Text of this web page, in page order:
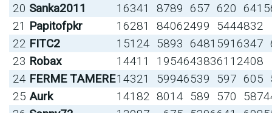
20 Sanka2011 16341 8789 657 620 641
21 Papitofpkr 16281 84062499 5444832
22 FITC2 15124 5893 6481591 6347
23 Robax 14411 195464383611 2408
24 FERME TAMERE14321 59946539 597 605
25 Aurk 14182 8014 589 570 587